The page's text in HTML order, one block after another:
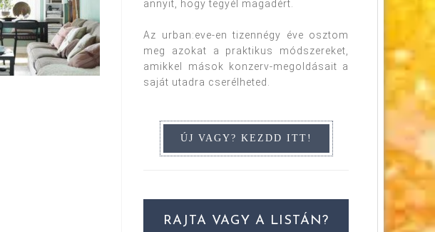
annyit, hogy tegyél magadért.
Az urban:eve-en tizennégy éve osztom
meg azokat a praktikus módszereket,
amikkel mások konzerv-megoldásait a
saját utadra cserélheted.
RAJTA VAGY A LISTÁN?